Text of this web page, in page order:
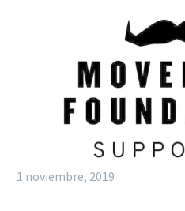
1 noviembre, 2019